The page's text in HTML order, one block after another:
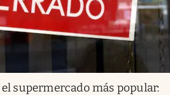
el supermercado más popular: